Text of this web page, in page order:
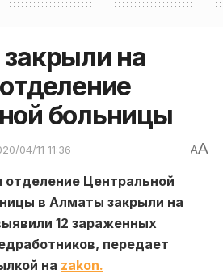
на
больницы
04/11 11:36 AA
Центральной
в Алматы закрыли на
12 зараженных
передает
на zakon.